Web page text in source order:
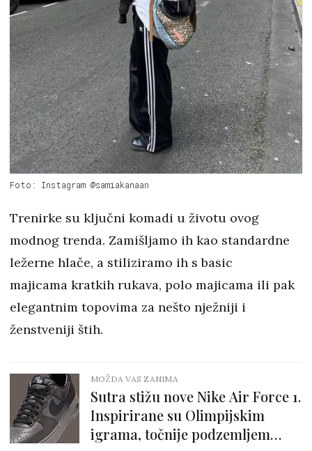
Foto: Instagram @samiakanaan
Trenirke su ključni komadi u životu ovog
modnog trenda. Zamišljamo ih kao standardne
ležerne hlače, a stiliziramo ih s basic
majicama kratkih rukava, polo majicama ili pak
elegantnim topovima za nešto nježniji i
ženstveniji štih.
MOŽDA VAS ZANIMA
Sutra stižu nove Nike Air Force 1.
Inspirirane su Olimpijskim
igrama, točnije podzemljem